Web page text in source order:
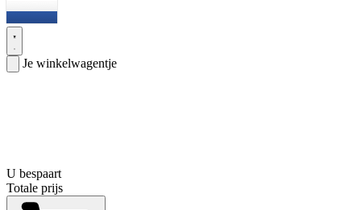
Je winkelwagentje
U bespaart
Totale prijs